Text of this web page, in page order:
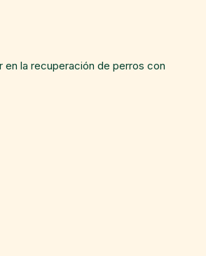
la recuperación de perros con